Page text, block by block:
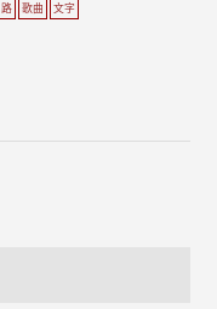
路 歌曲 文字